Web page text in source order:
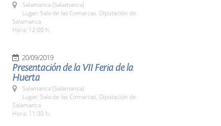
Salamanca (Salamanca)
Lugar: Sala de las Comarcas. Diputación de
Salamanca
Hora: 12:00 h.
20/09/2019
Presentación de la VII Feria de la
Huerta
Salamanca (Salamanca)
Lugar: Sala de las Comarcas. Diputación de
Salamanca
Hora: 11:30 h.